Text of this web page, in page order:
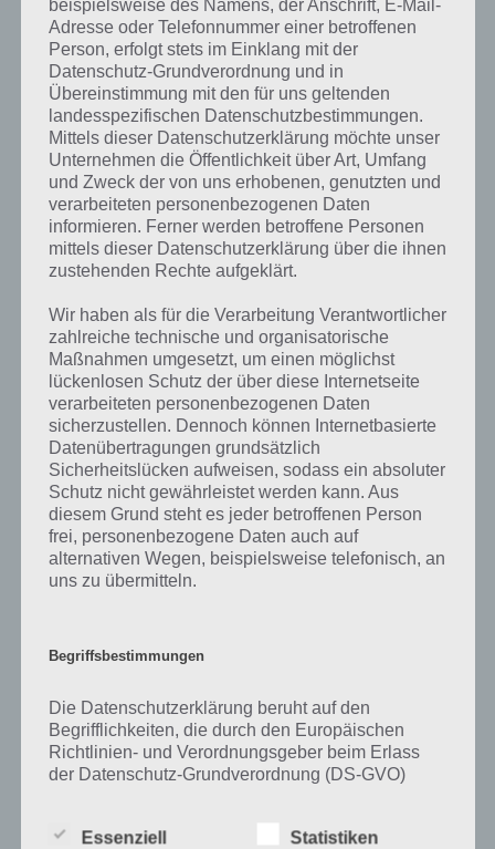
Kurze Begriffserklärung zur Lösung Glück
Glück ist die Lösung für das tägliche Bonus Rätsel am 1.1.2023 in 4
Bilder 1 Wort, doch welche Bedeutung hat dieses eigentlich und was
gibt es dazu zu wissen? Passt das Wort auch zu Völlig verspielt? Zu
bestimmten Lösungen präsentieren wir daher auch immer eine
kurze Begriffserklärung!
Zu Glück haben wir zunächst keine weiteren Informationen parat!
Auf WhatsApp teilen Teilen auf Facebook
Tweet auf Twitter
beispielsweise des Namens, der Anschrift, E-Mail-
Adresse oder Telefonnummer einer betroffenen
Person, erfolgt stets im Einklang mit der
Datenschutz-Grundverordnung und in
Übereinstimmung mit den für uns geltenden
landesspezifischen Datenschutzbestimmungen.
Mittels dieser Datenschutzerklärung möchte unser
Unternehmen die Öffentlichkeit über Art, Umfang
und Zweck der von uns erhobenen, genutzten und
verarbeiteten personenbezogenen Daten
informieren. Ferner werden betroffene Personen
mittels dieser Datenschutzerklärung über die ihnen
zustehenden Rechte aufgeklärt.
Wir haben als für die Verarbeitung Verantwortlicher
zahlreiche technische und organisatorische
Maßnahmen umgesetzt, um einen möglichst
lückenlosen Schutz der über diese Internetseite
verarbeiteten personenbezogenen Daten
sicherzustellen. Dennoch können Internetbasierte
Datenübertragungen grundsätzlich
Sicherheitslücken aufweisen, sodass ein absoluter
Schutz nicht gewährleistet werden kann. Aus
diesem Grund steht es jeder betroffenen Person
frei, personenbezogene Daten auch auf
alternativen Wegen, beispielsweise telefonisch, an
uns zu übermitteln.
Begriffsbestimmungen
Die Datenschutzerklärung beruht auf den
Begrifflichkeiten, die durch den Europäischen
Richtlinien- und Verordnungsgeber beim Erlass
der Datenschutz-Grundverordnung (DS-GVO)
unsere Kunden und Geschäftspartner einfach
Essenziell Statistiken